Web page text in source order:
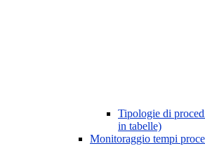
Tipologie di
in tabelle)
Monitoraggio tempi